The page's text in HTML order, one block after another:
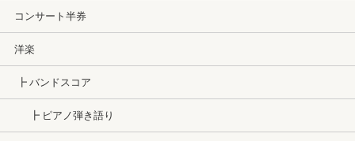
コンサート半券
洋楽
┣ バンドスコア
┣ ピアノ弾き語り